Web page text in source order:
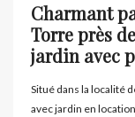
Charmant
Torre près
jardin avec
Situé dans la localité
avec jardin en